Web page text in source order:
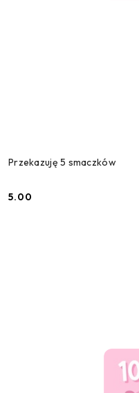
Przekazuję 5 smaczków
Cena:
5.00